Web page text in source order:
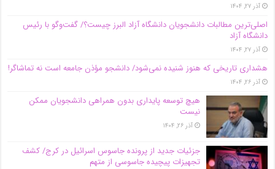
آذر ۲۷, ۱۴۰۴
اصلی‌ترین مطالبات دانشجویان دانشگاه آزاد البرز چیست؟/ گفت‌وگو با رئیس
دانشگاه آز‌اد
آذر ۲۷, ۱۴۰۴
هشداری تاریخی که هنوز شنیده نمی‌شود/ دانشجو مؤذن جامعه است نه تماشاگر!
آذر ۲۶, ۱۴۰۴
هیچ توسعه پایداری بدون همراهی دانشجویان ممکن
نیست
آذر ۲۶, ۱۴۰۴
جزئیات جدید از پرونده جاسوس اسرائیل در کرج/‌ کشف
تجهیزات پیچیده جاسوسی از متهم